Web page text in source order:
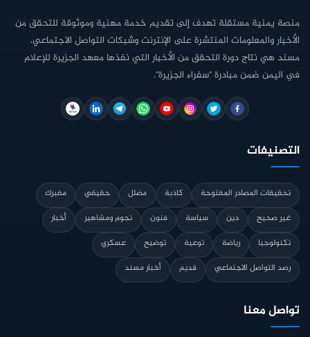
منصة يمنية مستقلة تهدف إلى تقديم خدمة مهنية وموثوقة للتحقق من
الأخبار والمعلومات المنتشرة على الإنترنت وشبكات التواصل الاجتماعي.
مسند هي نتاج دورة التحقق من الأخبار التي نفذها معهد الجزيرة للإعلام
في اليمن ضمن مبادرة "سفراء الجزيرة".
التصنيفات
تحقيقات المصادر المفتوحة كاذبة مضلل حقيقي
مفبرك
غير صحيح
دين سياسة فنون نجوم ومشاهير
أخبار
تكنولوجيا
رياضة توعية توضيح
عسكري
رصد التواصل الاجتماعي
قديم أخبار مسند
تواصل معنا